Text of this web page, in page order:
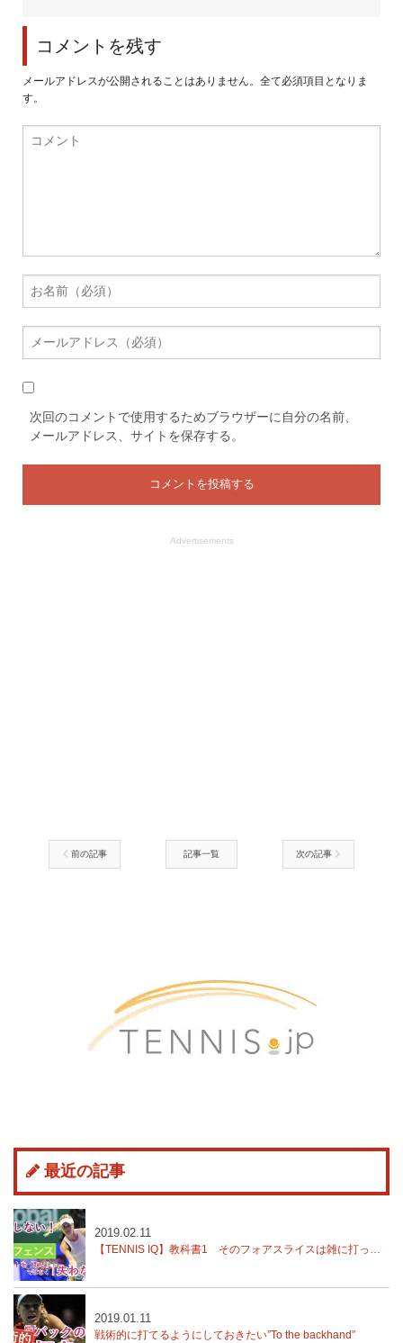
コメントを残す
メールアドレスが公開されることはありません。全て必須項目となりま
す。
次回のコメントで使用するためブラウザーに自分の名前、
メールアドレス、サイトを保存する。
Advertisements
前の記事 記事一覧 次の記事
最近の記事
【TENNIS IQ】教科書1 そのフォアスライスは雑に打ってる？練習では？
2019.02.11
戦術的に打てるようにしておきたい”To the backhand”
2019.01.11